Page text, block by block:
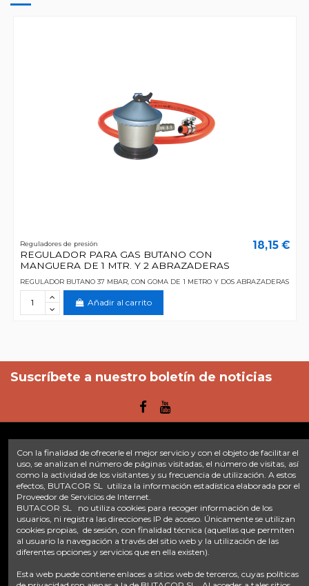
Reguladores de presión
REGULADOR PARA GAS BUTANO CON
MANGUERA DE 1 MTR. Y 2 ABRAZADERAS
18,15 €
REGULADOR BUTANO 37 MBAR, CON GOMA DE 1 METRO Y DOS ABRAZADERAS
Añadir al carrito
Suscríbete a nuestro boletín de noticias
Enlaces
Inicio Sobre nosotros Contacte con nosotros
Aviso legal
Política de privacidad
Tratamiento de datos
Términos y condiciones
Plazos de envío
Contáctanos
638 28 57 85
info@fontacor.com
Con la finalidad de ofrecerle el mejor servicio y con el objeto de facilitar el
uso, se analizan el número de páginas visitadas, el número de visitas, así
como la actividad de los visitantes y su frecuencia de utilización. A estos
efectos, BUTACOR SL utiliza la información estadística elaborada por el
Proveedor de Servicios de Internet.
BUTACOR SL no utiliza cookies para recoger información de los
usuarios, ni registra las direcciones IP de acceso. Únicamente se utilizan
cookies propias, de sesión, con finalidad técnica (aquellas que permiten
al usuario la navegación a través del sitio web y la utilización de las
diferentes opciones y servicios que en ella existen).
Esta web puede contiene enlaces a sitios web de terceros, cuyas políticas